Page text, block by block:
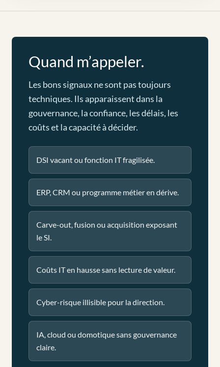
Quand m’appeler.
Les bons signaux ne sont pas toujours
techniques. Ils apparaissent dans la
gouvernance, la confiance, les délais, les
coûts et la capacité à décider.
DSI vacant ou fonction IT fragilisée.
ERP, CRM ou programme métier en dérive.
Carve-out, fusion ou acquisition exposant
le SI.
Coûts IT en hausse sans lecture de valeur.
Cyber-risque illisible pour la direction.
IA, cloud ou domotique sans gouvernance
claire.